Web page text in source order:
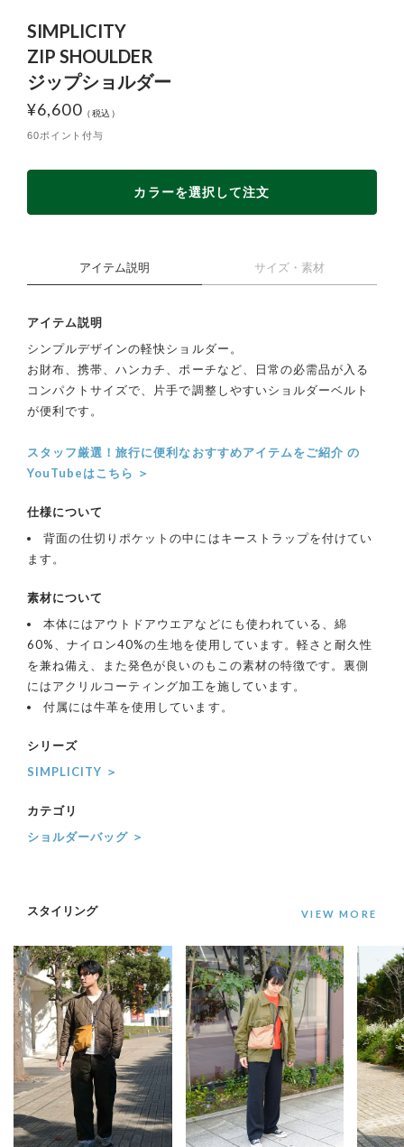
SIMPLICITY
ZIP SHOULDER
ジップショルダー
¥6,600
60ポイント付与
カラーを選択して注文
アイテム説明 サイズ・素材
アイテム説明
シンプルデザインの軽快ショルダー。
お財布、携帯、ハンカチ、ポーチなど、日常の必需品が入る
コンパクトサイズで、片手で調整しやすいショルダーベルト
が便利です。
スタッフ厳選！旅行に便利なおすすめアイテムをご紹介 の
YouTubeはこちら ＞
仕様について
背面の仕切りポケットの中にはキーストラップを付けてい
ます。
素材について
本体にはアウトドアウエアなどにも使われている、綿
60%、ナイロン40%の生地を使用しています。軽さと耐久性
を兼ね備え、また発色が良いのもこの素材の特徴です。裏側
にはアクリルコーティング加工を施しています。
付属には牛革を使用しています。
シリーズ
SIMPLICITY ＞
カテゴリ
ショルダーバッグ ＞
スタイリング